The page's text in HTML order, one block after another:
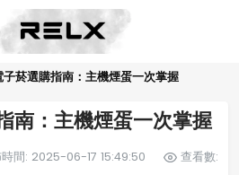
菸選購指南：主機煙蛋一次掌握
南：主機煙蛋一次掌握
間: 2025-06-17 15:49:50
查看數: